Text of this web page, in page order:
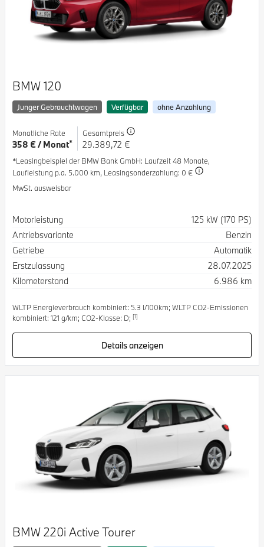
BMW 120
Junger Gebrauchtwagen Verfügbar ohne Anzahlung
Monatliche Rate
358 € / Monat*
Gesamtpreis
29.389,72 €
*Leasingbeispiel der BMW Bank GmbH: Laufzeit 48 Monate,
Laufleistung p.a. 5.000 km, Leasingsonderzahlung: 0 €
MwSt. ausweisbar
Spezifikation
Motorleistung
125 kW (170 PS)
Antriebsvariante
Benzin
Getriebe
Automatik
Erstzulassung
28.07.2025
Kilometerstand
6.986 km
WLTP Energieverbrauch kombiniert: 5.3 l/100km; WLTP CO2-Emissionen
kombiniert: 121 g/km; CO2-Klasse: D; [1]
Details anzeigen
BMW 220i Active Tourer